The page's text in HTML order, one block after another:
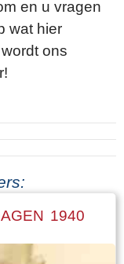
en u vragen
wat hier
ons
1940